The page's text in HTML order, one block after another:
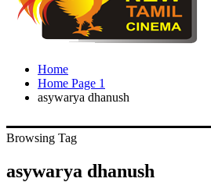
Home
Home Page 1
asywarya dhanush
Browsing Tag
asywarya dhanush